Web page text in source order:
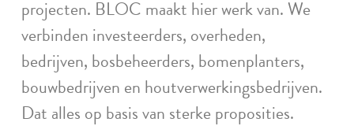
projecten. BLOC maakt hier werk van. We
verbinden investeerders, overheden,
bedrijven, bosbeheerders, bomenplanters,
bouwbedrijven en houtverwerkingsbedrijven.
Dat alles op basis van sterke proposities.